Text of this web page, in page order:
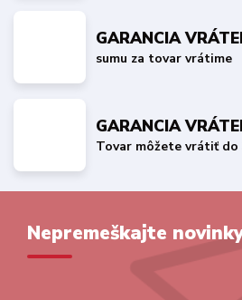
GARANCIA
sumu za tovar vrátime
GARANCIA
Tovar môžete vrátiť do
Nepremeškajte